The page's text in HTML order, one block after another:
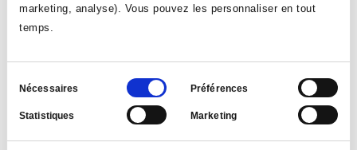
marketing, analyse). Vous pouvez les personnaliser en tout
temps.
Sélection
consentement
Nécessaires Préférences
Statistiques Marketing
C’est un appel à la conscience collective, au respect de la dignité humaine.
Prenons un moment pour honorer celles qui ne sont jamais revenues.
Ahuntsic s’engage à reconnaître les impacts du colonialisme, toujours présents
VOIR TOUTES LES NOUVELLES